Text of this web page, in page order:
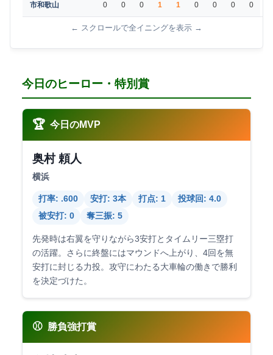
市和歌山 0 0 0 1 1 0 0 0 0
← スクロールで全イニングを表示 →
今日のヒーロー・特別賞
🏆 今日のMVP
奥村 頼人
横浜
打率: .600 安打: 3本 打点: 1
投球回: 4.0
被安打: 0
奪三振: 5
先発時は右翼を守りながら3安打とタイムリー三塁打
の活躍。さらに終盤にはマウンドへ上がり、4回を無
安打に封じる力投。攻守にわたる大車輪の働きで勝利
を決定づけた。
⚾ 勝負強打賞